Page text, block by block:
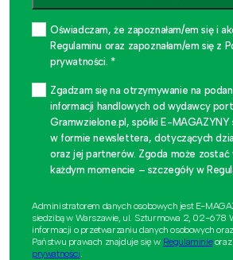
Oświadczam, że zapoznałam/em się i
Regulaminu oraz zapoznałam/em się z
prywatności. *
Zgadzam się na otrzymywanie na
informacji handlowych od wydawcy
Gramwzielone.pl, spółki E-
w formie newslettera, dotyczących
oraz jej partnerów. Zgoda może zostać
każdym momencie – szczegóły w
Administratorem danych osobowych jest E-
siedzibą w Warszawie, ul. Szturmowa 2, 02-678
informacji o przetwarzaniu danych osobowych
Państwu prawach znajduje się w Regulaminieoraz
prywatności